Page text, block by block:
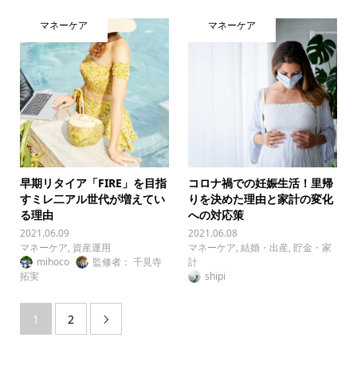
マネーケア
早期リタイア「FIRE」を目指
すミレ二アル世代が増えてい
る理由
2021.06.09
マネーケア, 資産運用
mihoco
監修者： 千見寺
拓実
マネーケア
コロナ禍での妊娠生活！里帰
りを決めた理由と家計の変化
への対応策
2021.06.08
マネーケア,結婚・出産, 貯金・家
計
shipi
1 2 